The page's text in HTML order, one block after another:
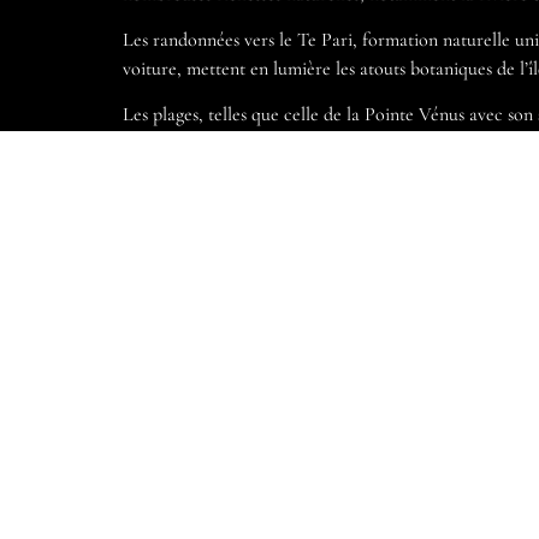
Les randonnées vers le Te Pari, formation naturelle
voiture, mettent en lumière les atouts botaniques de
Les plages, telles que celle de la Pointe Vénus avec